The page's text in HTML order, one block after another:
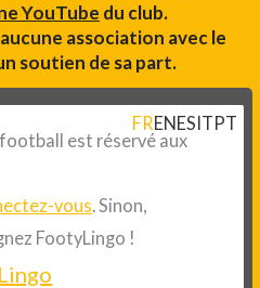
YouTube du club.
association avec le
soutien de sa part.
FRENESITPT
est réservé aux
vous . Sinon,
FootyLingo !